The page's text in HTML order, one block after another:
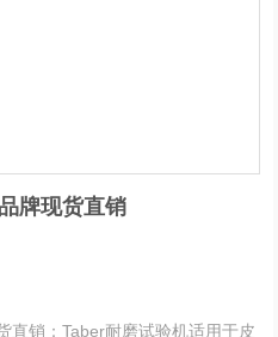
牌现货直销
直销：Taber耐磨试验机适用于皮